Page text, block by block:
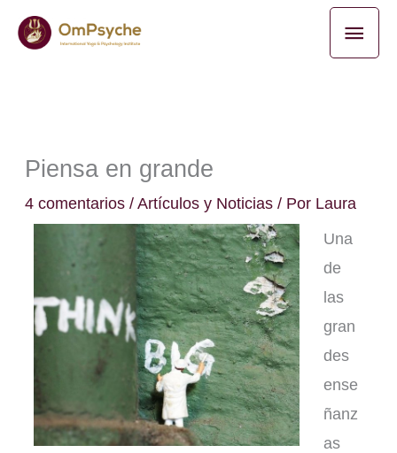
Piensa en grande
4 comentarios /Artículos y Noticias / Por Laura
Una
de
las
gran
des
ense
ñanz
as